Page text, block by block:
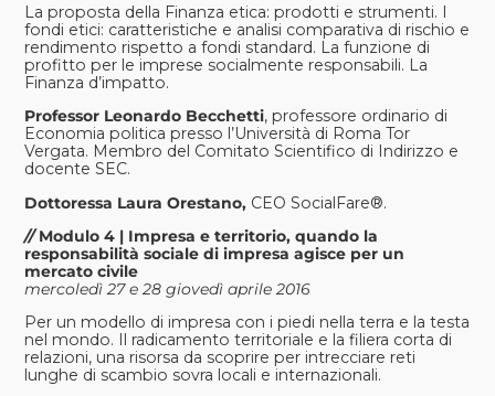
La proposta della Finanza etica: prodotti e strumenti. I
fondi etici: caratteristiche e analisi comparativa di rischio e
rendimento rispetto a fondi standard. La funzione di
profitto per le imprese socialmente responsabili. La
Finanza d’impatto.
Professor Leonardo Becchetti, professore ordinario di
Economia politica presso l’Università di Roma Tor
Vergata. Membro del Comitato Scientifico di Indirizzo e
docente SEC.
Dottoressa Laura Orestano, CEO SocialFare®.
//Modulo 4 | Impresa e territorio, quando la
responsabilità sociale di impresa agisce per un
mercato civile
mercoledì 27 e 28 giovedì aprile 2016
Per un modello di impresa con i piedi nella terra e la testa
nel mondo. Il radicamento territoriale e la filiera corta di
relazioni, una risorsa da scoprire per intrecciare reti
lunghe di scambio sovra locali e internazionali.